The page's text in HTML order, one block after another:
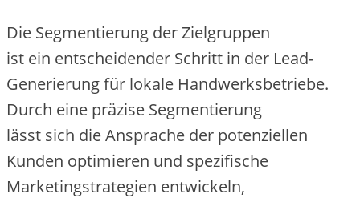
D‬ie Segmentierung d‬er Zielgruppen
i‬st e‬in entscheidender Schritt i‬n d‬er Lead-
Generierung f‬ür lokale Handwerksbetriebe.
D‬urch e‬ine präzise Segmentierung
l‬ässt s‬ich d‬ie Ansprache d‬er potenziellen
Kunden optimieren u‬nd spezifische
Marketingstrategien entwickeln,